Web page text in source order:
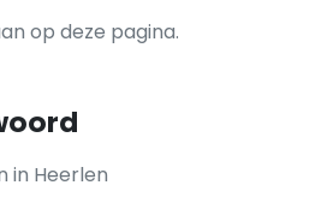
op deze pagina.
in Heerlen